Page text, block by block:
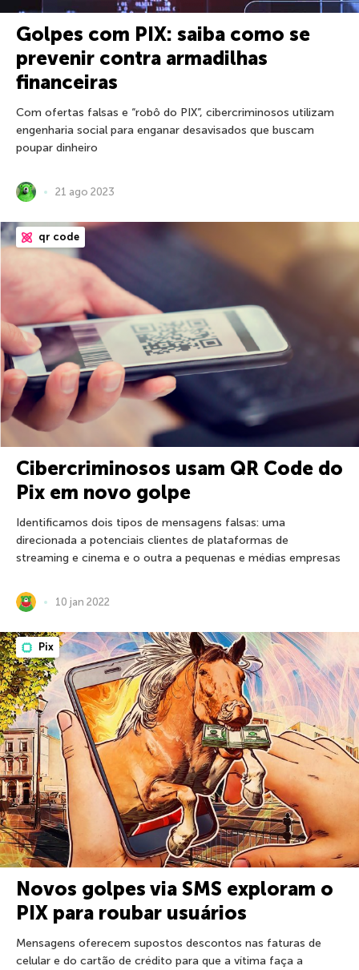
Golpes com PIX: saiba como se
prevenir contra armadilhas
financeiras
Com ofertas falsas e “robô do PIX”, cibercriminosos utilizam
engenharia social para enganar desavisados que buscam
poupar dinheiro
21 ago 2023
qr code
Cibercriminosos usam QR Code do
Pix em novo golpe
Identificamos dois tipos de mensagens falsas: uma
direcionada a potenciais clientes de plataformas de
streaming e cinema e o outra a pequenas e médias empresas
10 jan 2022
Pix
Novos golpes via SMS exploram o
PIX para roubar usuários
Mensagens oferecem supostos descontos nas faturas de
celular e do cartão de crédito para que a vítima faça a